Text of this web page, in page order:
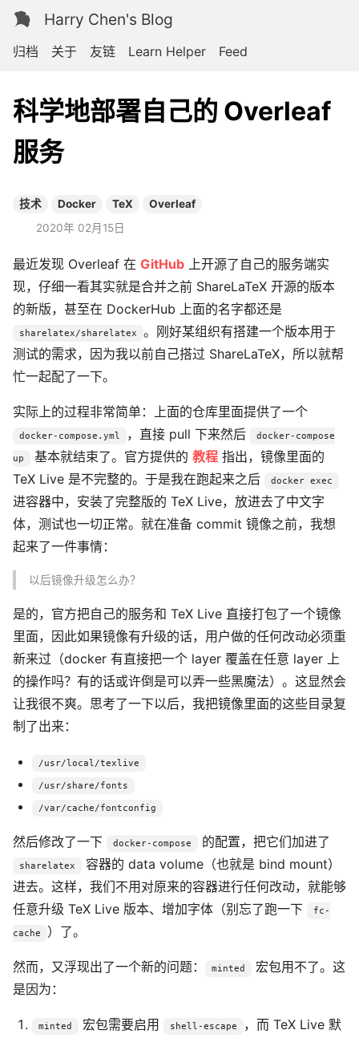
Harry Chen's Blog
归档 关于 友链 Learn Helper Feed
科学地部署自己的 Overleaf
服务
技术 Docker TeX
Overleaf
2020年 02月15日
最近发现 Overleaf 在 GitHub 上开源了自己的服务端实
现，仔细一看其实就是合并之前 ShareLaTeX 开源的版本
的新版，甚至在 DockerHub 上面的名字都还是
sharelatex/sharelatex
。刚好某组织有搭建一个版本用于
测试的需求，因为我以前自己搭过 ShareLaTeX，所以就帮
忙一起配了一下。
实际上的过程非常简单：上面的仓库里面提供了一个
docker-compose.yml ，直接 pull 下来然后 docker-compose
up 基本就结束了。官方提供的 教程 指出，镜像里面的
TeX Live 是不完整的。于是我在跑起来之后
docker exec
进容器中，安装了完整版的 TeX Live，放进去了中文字
体，测试也一切正常。就在准备 commit 镜像之前，我想
起来了一件事情：
以后镜像升级怎么办？
是的，官方把自己的服务和 TeX Live 直接打包了一个镜像
里面，因此如果镜像有升级的话，用户做的任何改动必须重
新来过（docker 有直接把一个 layer 覆盖在任意 layer 上
的操作吗？有的话或许倒是可以弄一些黑魔法）。这显然会
让我很不爽。思考了一下以后，我把镜像里面的这些目录复
制了出来：
/usr/local/texlive
/usr/share/fonts
/var/cache/fontconfig
然后修改了一下 docker-compose 的配置，把它们加进了
sharelatex
容器的 data volume（也就是 bind mount）
进去。这样，我们不用对原来的容器进行任何改动，就能够
任意升级 TeX Live 版本、增加字体（别忘了跑一下
fc-
cache ）了。
然而，又浮现出了一个新的问题： minted
宏包用不了。这
是因为：
minted 宏包需要启用 shell-escape
，而 TeX Live 默